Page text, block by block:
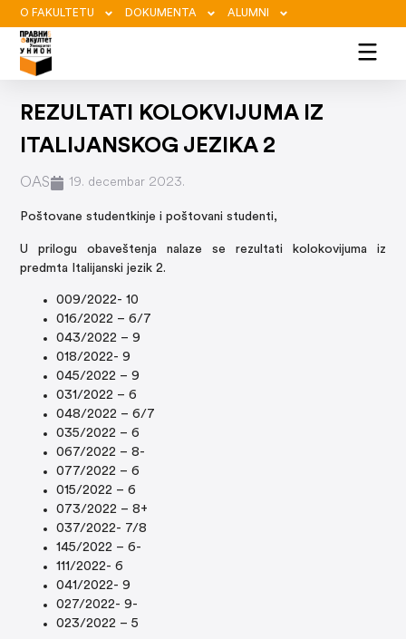
O FAKULTETU DOKUMENTA ALUMNI
REZULTATI KOLOKVIJUMA IZ
ITALIJANSKOG JEZIKA 2
OAS 19. decembar 2023.
Poštovane studentkinje i poštovani studenti,
U prilogu obaveštenja nalaze se rezultati kolokovijuma iz
predmta Italijanski jezik 2.
009/2022- 10
016/2022 – 6/7
043/2022 – 9
018/2022- 9
045/2022 – 9
031/2022 – 6
048/2022 – 6/7
035/2022 – 6
067/2022 – 8-
077/2022 – 6
015/2022 – 6
073/2022 – 8+
037/2022- 7/8
145/2022 – 6-
111/2022- 6
041/2022- 9
027/2022- 9-
023/2022 – 5